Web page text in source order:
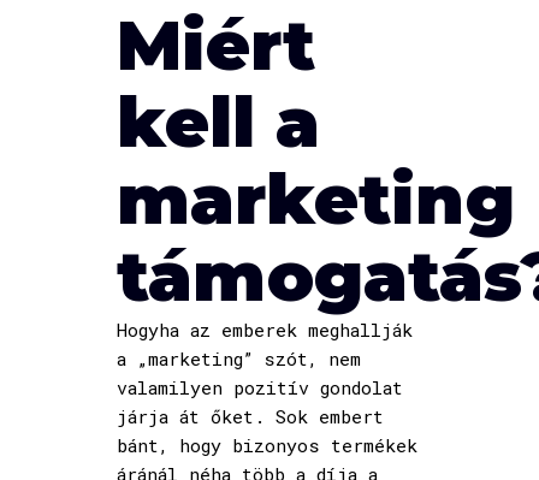
Miért
kell a
marketing
Hogyha az emberek meghallják
a „marketing” szót, nem
valamilyen pozitív gondolat
járja át őket. Sok embert
bánt, hogy bizonyos termékek
áránál néha több a díja a